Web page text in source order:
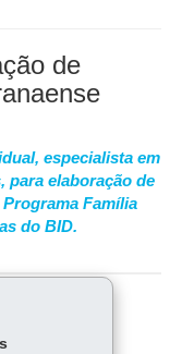
de
especialista em
para elaboração de
Família
do BID.